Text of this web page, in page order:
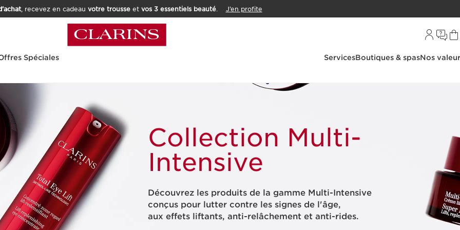
, recevez en cadeau votre trousseet vos 3 essentiels beauté. J’en profite
Spéciales ServicesBoutiques & spasNos
Collection Multi-
Intensive
Découvrez les produits de la gamme Multi-Intensive
conçus pour lutter contre les signes de l'âge,
aux effets liftants, anti-relâchement et anti-rides.